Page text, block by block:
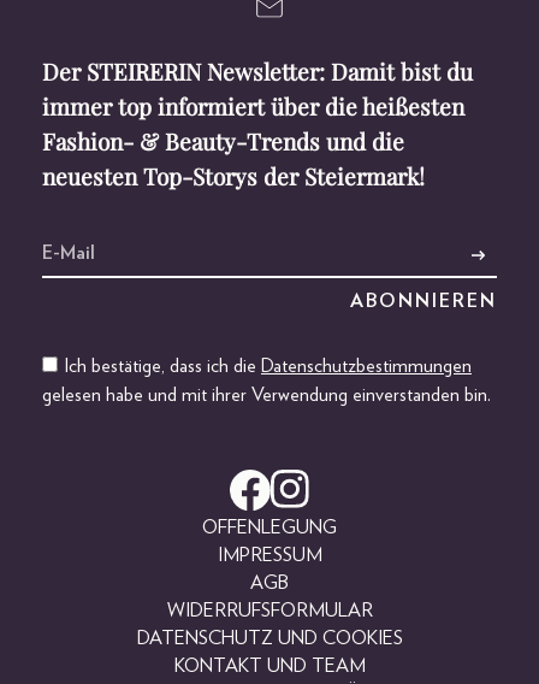
Der STEIRERIN Newsletter: Damit bist du
immer top informiert über die heißesten
Fashion- & Beauty-Trends und die
neuesten Top-Storys der Steiermark!
Ich bestätige, dass ich die Datenschutzbestimmungen
gelesen habe und mit ihrer Verwendung einverstanden bin.
OFFENLEGUNG
IMPRESSUM
AGB
WIDERRUFSFORMULAR
DATENSCHUTZ UND COOKIES
KONTAKT UND TEAM